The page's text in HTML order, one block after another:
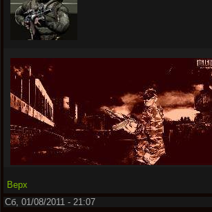
Верх
Сб, 01/08/2011 - 21:07